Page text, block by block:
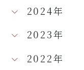
2024年
2023年
2022年